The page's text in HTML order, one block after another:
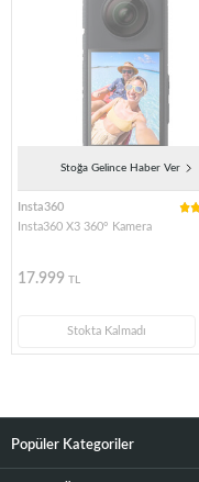
Stoğa Gelince Haber Ver
Insta360
Insta360 X3 360° Kamera
17.999 TL
Stokta Kalmadı
Popüler Kategoriler